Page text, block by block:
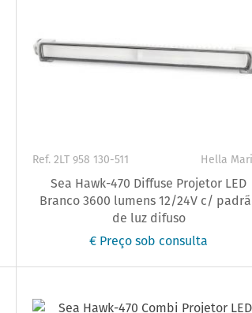
Ref. 2LT 958 130-511 Hella
Sea Hawk-470 Diffuse Projetor LED
Branco 3600 lumens 12/24V c/
de luz difuso
€ Preço sob consulta